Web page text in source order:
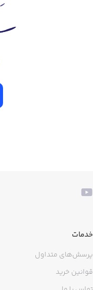
خدمات
پرسش‌های متداول
قوانین خرید